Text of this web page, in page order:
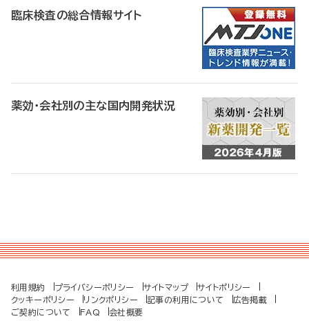
臨床検査の総合情報サイト
薬効・会社別の主な国内開発状況
利用規約 プライバシーポリシー サイトマップ
サイトポリシー
クッキーポリシー
リンクポリシー 記事の利用について
広告掲載
ご契約について
FAQ 会社概要